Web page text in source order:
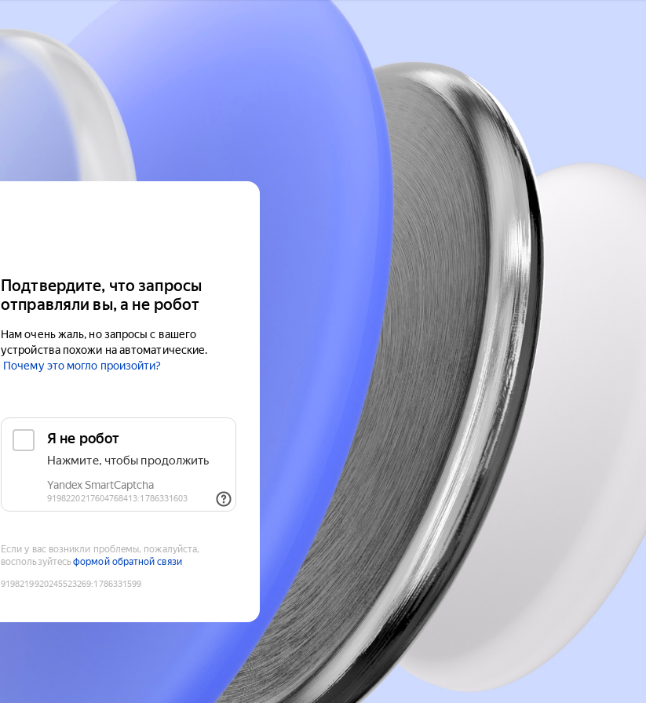
Подтвердите, что запросы
отправляли вы, а не робот
Нам очень жаль, но запросы с вашего
устройства похожи на автоматические.
Почему это могло произойти?
Если у вас возникли проблемы, пожалуйста,
воспользуйтесьформой обратной связи
9198219920245523269:1786331599